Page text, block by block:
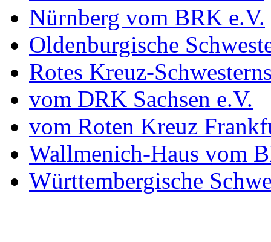
Nürnberg vom BRK e.V.
Oldenburgische
Rotes Kreuz-
vom DRK Sachsen e.V.
vom Roten Kreuz
Wallmenich-Haus vom
Württembergische